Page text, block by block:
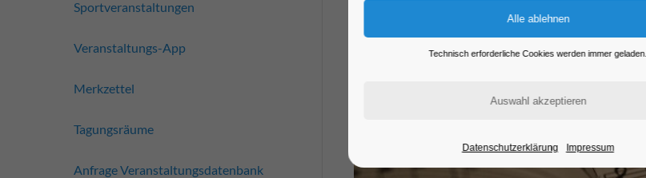
Sportveranstaltungen
Veranstaltungs-App
Merkzettel
Tagungsräume
Anfrage Veranstaltungsdatenbank
Technisch erforderliche Cookies werden immer geladen.
Datenschutzerklärung Impressum